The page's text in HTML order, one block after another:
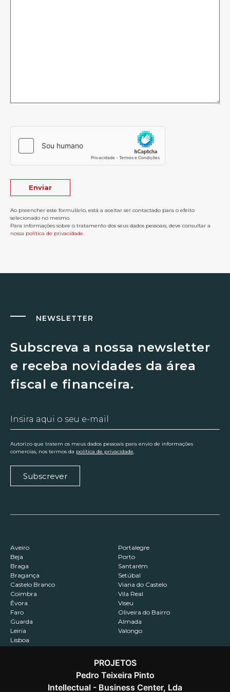
Ao preencher este formulário, está a aceitar ser contactado para o efeito
selecionado no mesmo.
Para informações sobre o tratamento dos seus dados pessoais, deve consultar a
nossa política de privacidade.
NEWSLETTER
Subscreva a nossa newsletter
e receba novidades da área
fiscal e financeira.
Autorizo que tratem os meus dados pessoais para envio de informações
comercias, nos termos da política de privacidade.
Subscrever
Aveiro
Beja
Braga
Bragança
Castelo Branco
Coimbra
Évora
Faro
Guarda
Leiria
Lisboa
Portalegre
Porto
Santarém
Setúbal
Viana do Castelo
Vila Real
Viseu
Oliveira do Bairro
Almada
Valongo
PROJETOS
Pedro Teixeira Pinto
Intellectual - Business Center, Lda